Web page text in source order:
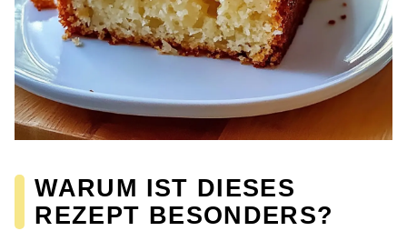
WARUM IST DIESES
REZEPT BESONDERS?